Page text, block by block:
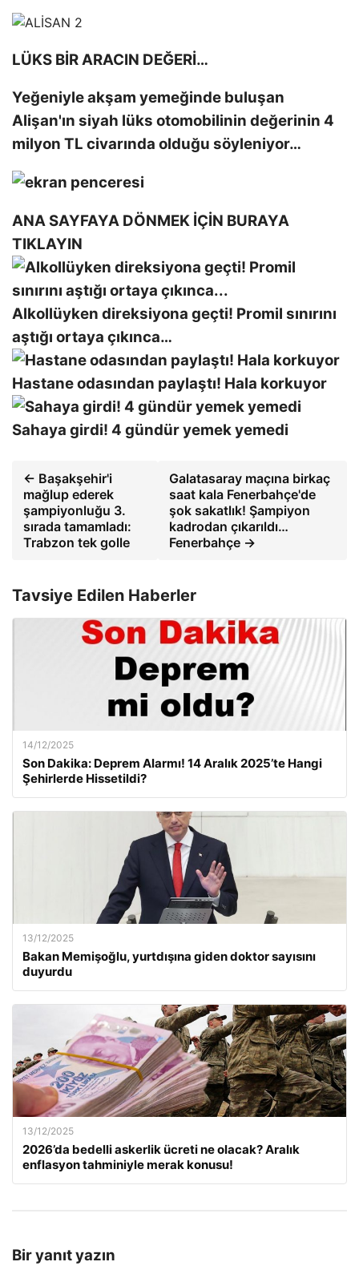
LÜKS BİR ARACIN DEĞERİ…
Yeğeniyle akşam yemeğinde buluşan
Alişan'ın siyah lüks otomobilinin değerinin 4
milyon TL civarında olduğu söyleniyor…
ANA SAYFAYA DÖNMEK İÇİN BURAYA
TIKLAYIN
Alkollüyken direksiyona geçti! Promil sınırını
aştığı ortaya çıkınca…
Hastane odasından paylaştı! Hala korkuyor
Sahaya girdi! 4 gündür yemek yemedi
← Başakşehir'i
mağlup ederek
şampiyonluğu 3.
sırada tamamladı:
Trabzon tek golle
Galatasaray maçına birkaç
saat kala Fenerbahçe'de
şok sakatlık! Şampiyon
kadrodan çıkarıldı…
Fenerbahçe →
Tavsiye Edilen Haberler
14/12/2025
Son Dakika: Deprem Alarmı! 14 Aralık 2025’te Hangi
Şehirlerde Hissetildi?
13/12/2025
Bakan Memişoğlu, yurtdışına giden doktor sayısını
duyurdu
13/12/2025
2026’da bedelli askerlik ücreti ne olacak? Aralık
enflasyon tahminiyle merak konusu!
Bir yanıt yazın